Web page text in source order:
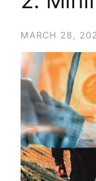
MARCH 28,